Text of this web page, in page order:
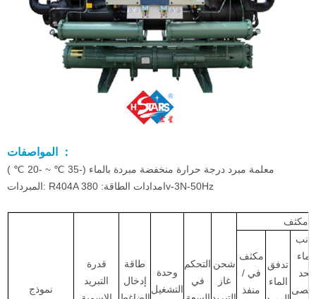
المواصفات ：
معلمة مبرد درجة حرارة منخفضة مبردة بالماء (-35 ℃ ~ -20 ℃ )
المبردات: R404A امدادات الطاقة: 380v-3N-50Hz
نموذج
قدرة
التبريد
طاقة
إدخال
وحدة
التشغيل
التحكم
في
شحن
غاز
مكثف
مكثف
في /
منفذ
تدفق
الماء
الماء
الحد